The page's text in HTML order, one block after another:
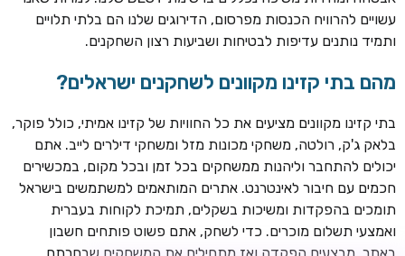
חבילת קבלת פנים: בונוס 100% עד 300€ + 100 ספיני בונוס על
ההפקדה הראשונה
CASOO
בונוס מתגלגל עד 2,000 ₪ + 200 ספינים חינם לשחקנים
חדשים
ROYSPINS
חינם על ההפקדות הראשונות
עשויים להרוויח הכנסות מפרסום, הדירוגים שלנו הם בלתי תלויים
ותמיד נותנים עדיפות לבטיחות ושביעות רצון השחקנים.
מהם בתי קזינו מקוונים לשחקנים ישראלים?
בתי קזינו מקוונים מציעים את כל החוויות של קזינו אמיתי, כולל פוקר,
בלאק ג'ק, רולטה, משחקי מכונות מזל ומשחקי דילרים לייב. אתם
יכולים להתחבר וליהנות ממשחקים בכל זמן ובכל מקום, במכשירים
חכמים עם חיבור לאינטרנט. אתרים המותאמים למשתמשים בישראל
תומכים בהפקדות ומשיכות בשקלים, תמיכת לקוחות בעברית
ואמצעי תשלום מוכרים. כדי לשחק, אתם פשוט פותחים חשבון